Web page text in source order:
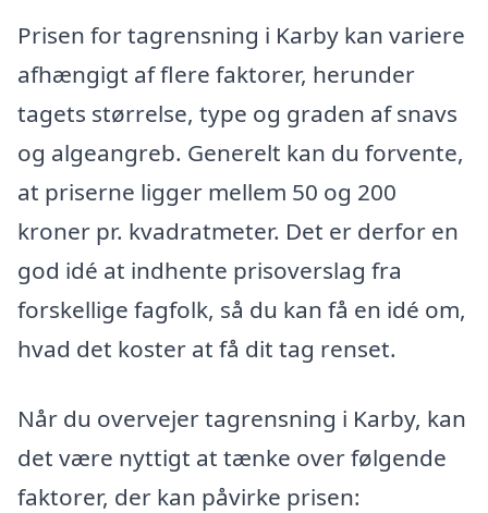
Prisen for tagrensning i Karby kan variere
afhængigt af flere faktorer, herunder
tagets størrelse, type og graden af snavs
og algeangreb. Generelt kan du forvente,
at priserne ligger mellem 50 og 200
kroner pr. kvadratmeter. Det er derfor en
god idé at indhente prisoverslag fra
forskellige fagfolk, så du kan få en idé om,
hvad det koster at få dit tag renset.
Når du overvejer tagrensning i Karby, kan
det være nyttigt at tænke over følgende
faktorer, der kan påvirke prisen: